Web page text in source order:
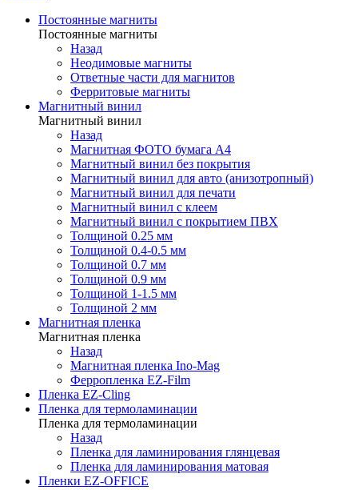
Постоянные магниты
Постоянные магниты
Назад
Неодимовые магниты
Ответные части для магнитов
Ферритовые магниты
Магнитный винил
Магнитный винил
Назад
Магнитная ФОТО бумага А4
Магнитный винил без покрытия
Магнитный винил для авто (анизотропный)
Магнитный винил для печати
Магнитный винил с клеем
Магнитный винил с покрытием ПВХ
Толщиной 0.25 мм
Толщиной 0.4-0.5 мм
Толщиной 0.7 мм
Толщиной 0.9 мм
Толщиной 1-1.5 мм
Толщиной 2 мм
Магнитная пленка
Магнитная пленка
Назад
Магнитная пленка Ino-Mag
Ферропленка EZ-Film
Пленка EZ-Cling
Пленка для термоламинации
Пленка для термоламинации
Назад
Пленка для ламинирования глянцевая
Пленка для ламинирования матовая
Пленки EZ-OFFICE